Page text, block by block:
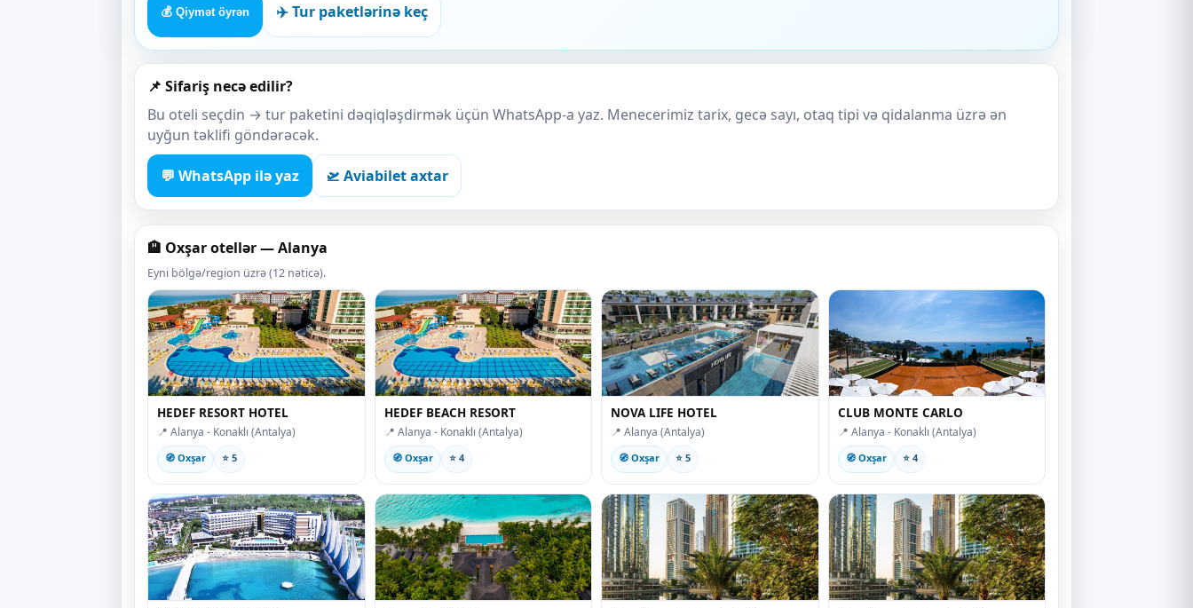
💰 Qiymət öyrən ✈️ Tur paketlərinə keç
📌 Sifariş necə edilir?
Bu oteli seçdin → tur paketini dəqiqləşdirmək üçün WhatsApp-a yaz. Menecerimiz tarix, gecə sayı, otaq tipi və qidalanma üzrə ən
uyğun təklifi göndərəcək.
💬 WhatsApp ilə yaz 🛫 Aviabilet axtar
🏨 Oxşar otellər — Alanya
Eyni bölgə/region üzrə (12 nəticə).
HEDEF RESORT HOTEL
📍 Alanya - Konaklı (Antalya)
🧭 Oxşar ⭐ 5
HEDEF BEACH RESORT
📍 Alanya - Konaklı (Antalya)
🧭 Oxşar ⭐ 4
NOVA LIFE HOTEL
📍 Alanya (Antalya)
🧭 Oxşar ⭐ 5
CLUB MONTE CARLO
📍 Alanya - Konaklı (Antalya)
🧭 Oxşar ⭐ 4